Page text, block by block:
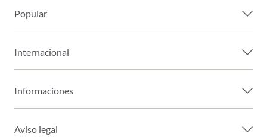
Popular
Internacional
Informaciones
Aviso legal